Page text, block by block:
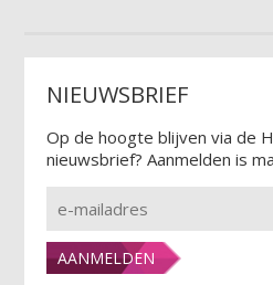
NIEUWSBRIEF
Op de hoogte blijven via de
nieuwsbrief? Aanmelden is